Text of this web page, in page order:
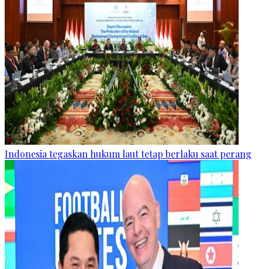
Indonesia tegaskan hukum laut tetap berlaku saat perang